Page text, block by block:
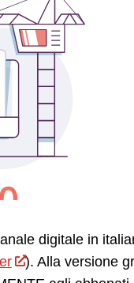
digitale in
). Alla versione